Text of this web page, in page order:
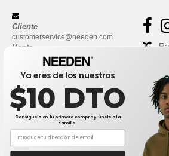
Cliente
customerservice@needen.com
Venta
sales@needen.com
Ya eres de los nuestros
$10 DTO
Consíguelo en tu primera compra y únete a la
familia.